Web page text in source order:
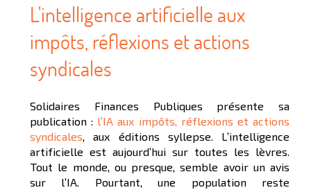
L'intelligence artificielle aux
impôts, réflexions et actions
syndicales
Solidaires Finances Publiques présente sa
publication : l’IA aux impôts, réflexions et actions
syndicales, aux éditions syllepse. L’intelligence
artificielle est aujourd’hui sur toutes les lèvres.
Tout le monde, ou presque, semble avoir un avis
sur l’IA. Pourtant, une population reste